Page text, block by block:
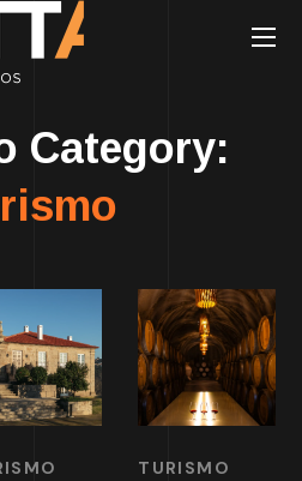
Category:
TURISMO